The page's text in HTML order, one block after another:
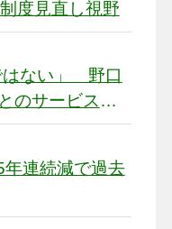
度見直し視野
はない」 野口
のサービス基
連続減で過去